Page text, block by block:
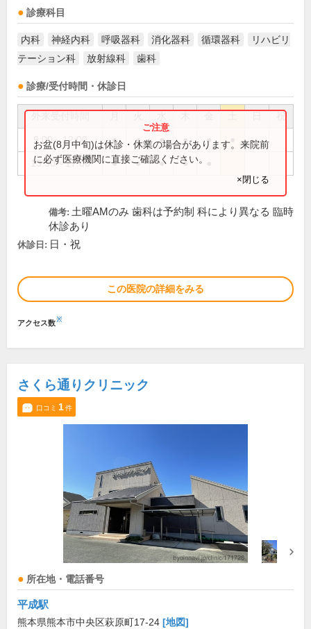
診療科目
内科 神経内科 呼吸器科 消化器科 循環器科
リハビリ
テーション科
放射線科 歯科
診療/受付時間・休診日
祝
9:00～12:00 ● ● ● ● ●
13:30～17:00 ● ● ● ●
お盆(8月中旬)は休診・休業の場合があります。来院前
に必ず医療機関に直接ご確認ください。
×閉じる
備考: 土曜AMのみ 歯科は予約制 科により異なる 臨時
休診あり
休診日: 日・祝
この医院の詳細をみる
アクセス数※
さくら通りクリニック
口コミ 1件
所在地・電話番号
平成駅
熊本県熊本市中央区萩原町17-24 [地図]